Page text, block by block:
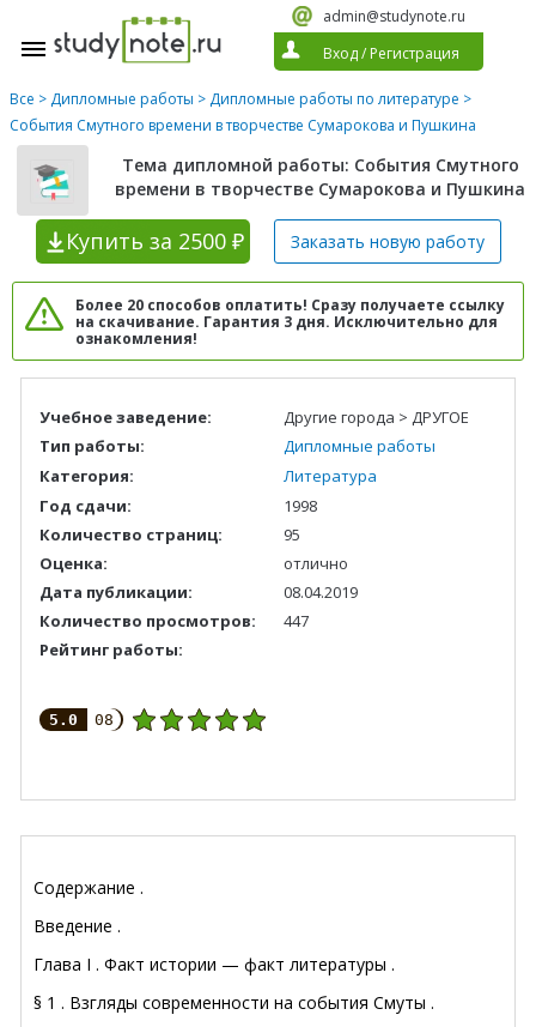
admin@studynote.ru
Вход/ Регистрация
Все > Дипломные работы > Дипломные работы по литературе >
События Смутного времени в творчестве Сумарокова и Пушкина
Тема дипломной работы: События Смутного
времени в творчестве Сумарокова и Пушкина
Купить за 2500 ₽ Заказать новую работу
Более 20 способов оплатить! Сразу получаете ссылку
на скачивание. Гарантия 3 дня. Исключительно для
ознакомления!
Учебное заведение:
Другие города > ДРУГОЕ
Тип работы:
Дипломные работы
Категория:
Литература
Год сдачи:
1998
Количество страниц:
95
Оценка:
отлично
Дата публикации:
08.04.2019
Количество просмотров:
447
Рейтинг работы:
5.0 08
Содержание .
Введение .
Глава I . Факт истории — факт литературы .
§ 1 . Взгляды современности на события Смуты .